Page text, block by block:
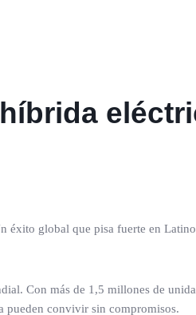
éxito global que pisa fuerte en
Con más de 1,5 millones de
pueden convivir sin compromisos.